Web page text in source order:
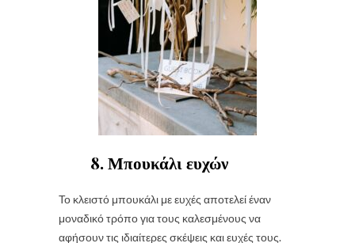
8. Μπουκάλι ευχών
Το κλειστό μπουκάλι με ευχές αποτελεί έναν
μοναδικό τρόπο για τους καλεσμένους να
αφήσουν τις ιδιαίτερες σκέψεις και ευχές τους.